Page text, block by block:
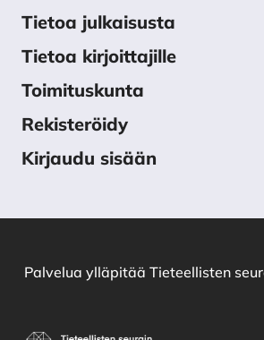
Tietoa julkaisusta
Tietoa kirjoittajille
Toimituskunta
Rekisteröidy
Kirjaudu sisään
Palvelua ylläpitää Tieteellisten